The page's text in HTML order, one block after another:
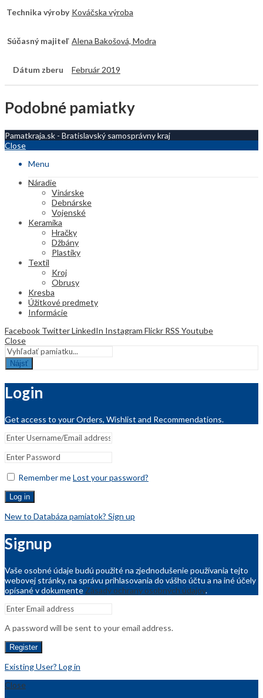
Technika výroby Kováčska výroba
Súčasný majiteľ Alena Bakošová, Modra
Dátum zberu Február 2019
Podobné pamiatky
Pamatkraja.sk - Bratislavský samosprávny kraj
Close
Menu
Náradie
Vinárske
Debnárske
Vojenské
Keramika
Hračky
Džbány
Plastiky
Textil
Kroj
Obrusy
Kresba
Úžitkové predmety
Informácie
Facebook TwitterLinkedIn Instagram Flickr RSS Youtube
Close
Nájsť
Login
Get access to your Orders, Wishlist and Recommendations.
Remember meLost your password?
Log in
New to Databáza pamiatok? Sign up
Signup
Vaše osobné údaje budú použité na zjednodušenie používania tejto
webovej stránky, na správu prihlasovania do vášho účtu a na iné účely
opísané v dokumente Zásady ochrany osobných údajov.
A password will be sent to your email address.
Register
Existing User? Log in
Close